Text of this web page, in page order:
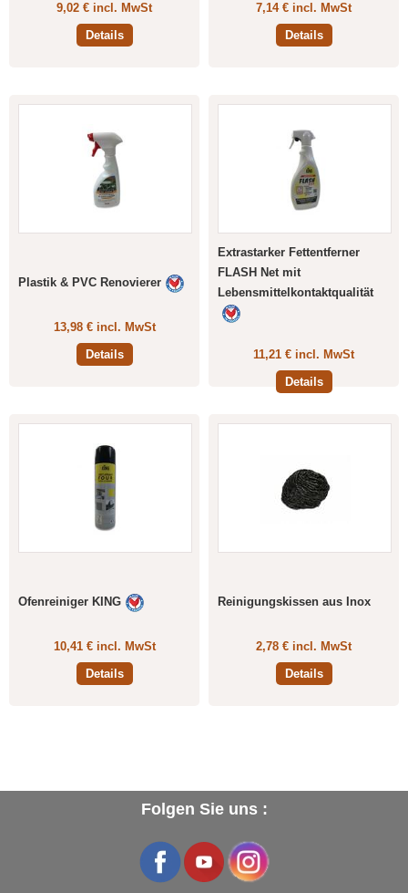
9,02 € incl. MwSt
Details
7,14 € incl. MwSt
Details
Plastik & PVC Renovierer
13,98 € incl. MwSt
Details
Extrastarker Fettentferner
FLASH Net mit
Lebensmittelkontaktqualität
11,21 € incl. MwSt
Details
Ofenreiniger KING
10,41 € incl. MwSt
Details
Reinigungskissen aus Inox
2,78 € incl. MwSt
Details
Folgen Sie uns :